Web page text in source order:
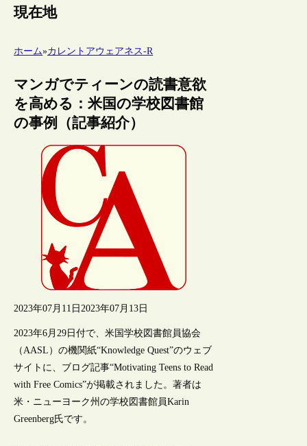
現在地
ホーム»カレントアウェアネス-R
マンガでティーンの読書意欲
を高める：米国の学校図書館
の事例（記事紹介）
2023年07月11日 2023年07月13日
2023年6月29日付で、米国学校図書館員協会
（AASL）の機関紙“Knowledge Quest”のウェブ
サイトに、ブログ記事“Motivating Teens to Read
with Free Comics”が掲載されました。著者は
米・ニューヨーク州の学校図書館員Karin
Greenberg氏です。